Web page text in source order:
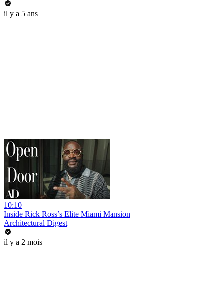
il y a 5 ans
10:10
Inside Rick Ross’s Elite Miami Mansion
Architectural Digest
il y a 2 mois